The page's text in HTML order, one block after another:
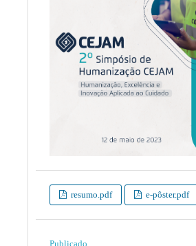
resumo.pdf e-pôster.pdf
Publicado